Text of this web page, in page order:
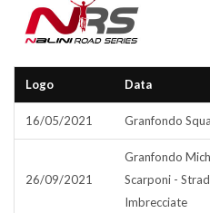
Logo Data
16/05/2021 Granfondo
26/09/2021
Granfondo
Scarponi -
Imbrecciate